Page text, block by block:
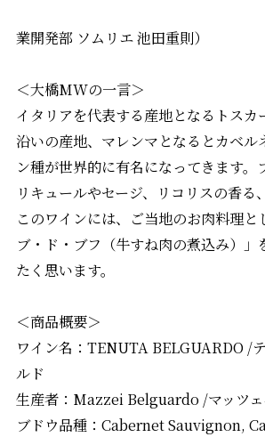
（山
業開発部 ソムリエ 池田重則）
＜大橋MWの一言＞
イタリアを代表する産地となるトスカ
沿いの産地、マレンマとなるとカベル
ン種が世界的に有名になってきます。
リキュールやセージ、リコリスの香る
このワインには、ご当地のお肉料理と
ブ・ド・ブフ（牛すね肉の煮込み）」
たく思います。
＜商品概要＞
ワイン名：TENUTA BELGUARDO /
ルド
生産者：Mazzei Belguardo /マッツェ
ブドウ品種：Cabernet Sauvignon,